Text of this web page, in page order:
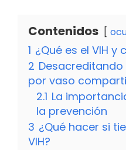
Contenidos
1 ¿Qué es el VIH
2
por vaso
2.1 La
la prevención
3 ¿Qué hacer si
VIH?